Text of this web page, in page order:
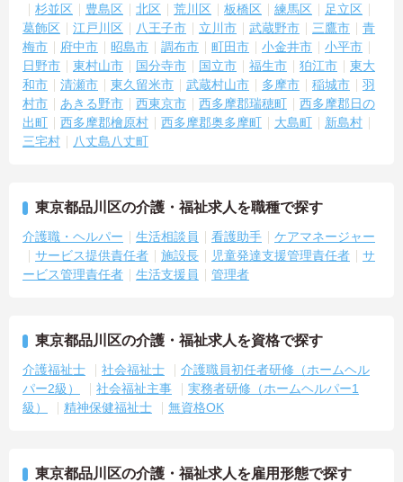
杉並区
豊島区 北区 荒川区 板橋区 練馬区
足立区
葛飾区
江戸川区 八王子市 立川市 武蔵野市 三鷹市
青
梅市
府中市 昭島市 調布市 町田市 小金井市
小平市
日野市
東村山市 国分寺市 国立市 福生市 狛江市
東大
和市
清瀬市 東久留米市 武蔵村山市 多摩市 稲城市
羽
村市
あきる野市 西東京市 西多摩郡瑞穂町
西多摩郡日の
出町
西多摩郡檜原村 西多摩郡奥多摩町 大島町
新島村
三宅村
八丈島八丈町
東京都品川区の介護・福祉求人を職種で探す
介護職・ヘルパー 生活相談員 看護助手
ケアマネージャー
サービス提供責任者
施設長 児童発達支援管理責任者
サ
ービス管理責任者
生活支援員 管理者
東京都品川区の介護・福祉求人を資格で探す
介護福祉士 社会福祉士
介護職員初任者研修（ホームヘル
パー2級）
社会福祉主事
実務者研修（ホームヘルパー1
級）
精神保健福祉士 無資格OK
東京都品川区の介護・福祉求人を雇用形態で探す